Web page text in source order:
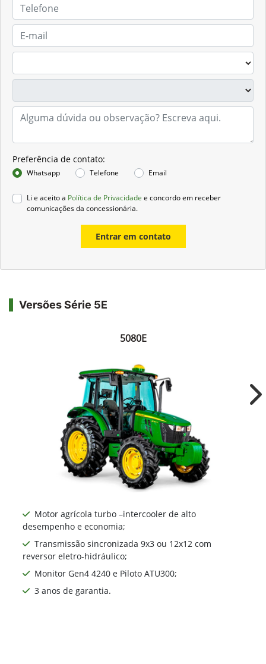
Preferência de contato:
Whatsapp Telefone Email
Li e aceito a Política de Privacidade e concordo em receber
comunicações da concessionária.
Entrar em contato
Versões Série 5E
5080E
Motor agrícola turbo –intercooler de alto
desempenho e economia;
Transmissão sincronizada 9x3 ou 12x12 com
reversor eletro-hidráulico;
Monitor Gen4 4240 e Piloto ATU300;
3 anos de garantia.